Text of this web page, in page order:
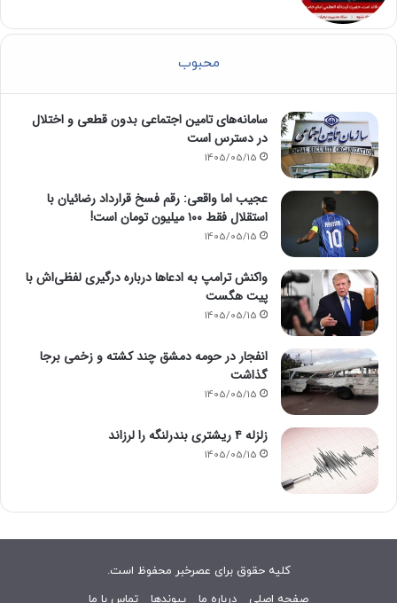
محبوب
سامانه‌های تامین اجتماعی بدون قطعی و اختلال
در دسترس است
1405/05/15
عجیب اما واقعی: رقم فسخ قرارداد رضائیان با
استقلال فقط ۱۰۰ میلیون تومان است!
1405/05/15
واکنش ترامپ به ادعاها درباره درگیری لفظی‌اش با
پیت هگست
1405/05/15
انفجار در حومه دمشق چند کشته و زخمی برجا
گذاشت
1405/05/15
زلزله ۴ ریشتری بندرلنگه را لرزاند
1405/05/15
کلیه حقوق برای عصرخبر محفوظ است.
صفحه اصلی
درباره ما پیوندها تماس با ما